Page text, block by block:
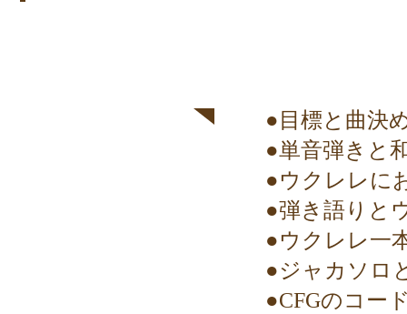
​●目標と曲決
●単音弾きと
●ウクレレに
●弾き語りと
​●ウクレレ一
●ジャカソロ
●CFGのコー